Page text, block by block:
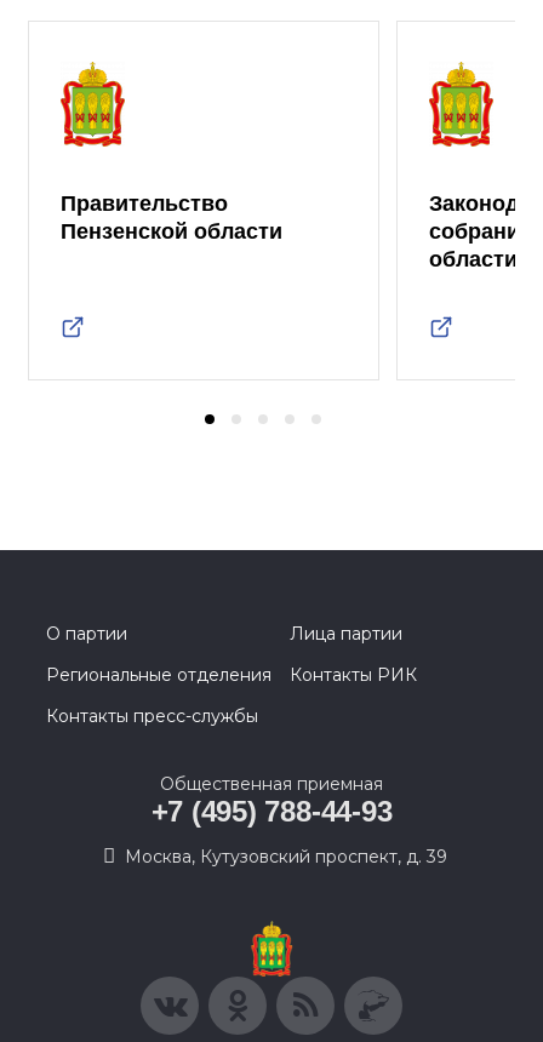
Правительство
Пензенской области
собрание
области
О партии
Лица партии
Региональные отделения
Контакты РИК
Контакты пресс-службы
Общественная приемная
+7 (495) 788-44-93
Москва, Кутузовский проспект, д. 39